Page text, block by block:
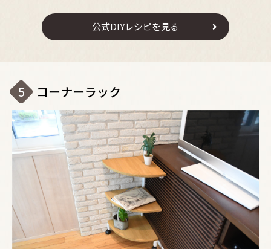
公式DIYレシピを見る
5 コーナーラック